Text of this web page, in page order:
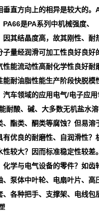
垂直方向上的相异是较大的
是PA系列中机械强度、
因其结晶度高，故其刚性、耐
子量经润滑可加工性良好良好
性能流动性高耐化学性良好耐
能耐油脂性能生产阶段快脱模
汽车领域的应用电气/电子应
耐酸、碱、大多数无机盐水溶
、酯类、酮类等腐蚀？但易溶
有优良的耐磨性、自润滑性？
性较大？因而标准稳定性较差
学与电气设备的零件？如齿
泵体中叶轮、电扇叶片、高
、各种把手、支撑架、电线包